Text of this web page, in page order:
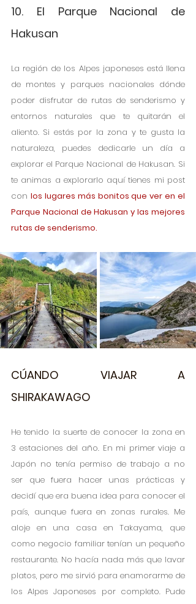
10. El Parque Nacional de
Hakusan
La región de los Alpes japoneses está llena
de montes y parques nacionales dónde
poder disfrutar de rutas de senderismo y
entornos naturales que te quitarán el
aliento. Si estás por la zona y te gusta la
naturaleza, puedes dedicarle un día a
explorar el Parque Nacional de Hakusan. Si
te animas a explorarlo aquí tienes mi post
con los lugares más bonitos que ver en el
Parque Nacional de Hakusan y las mejores
rutas de senderismo.
CÚANDO VIAJAR A
SHIRAKAWAGO
He tenido la suerte de conocer la zona en
3 estaciones del año. En mi primer viaje a
Japón no tenía permiso de trabajo a no
ser que fuera hacer unas prácticas y
decidí que era buena idea para conocer el
país, aunque fuera en zonas rurales. Me
aloje en una casa en Takayama, que
como negocio familiar tenían un pequeño
restaurante. No hacía nada más que lavar
platos, pero me sirvió para enamorarme de
los Alpes Japoneses por completo. Pude